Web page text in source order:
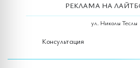
РЕКЛАМА НА
ул. Николы Теслы
Консультация